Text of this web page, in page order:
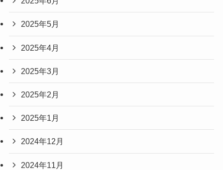
2025年5月
2025年4月
2025年3月
2025年2月
2025年1月
2024年12月
2024年11月